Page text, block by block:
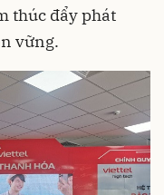
thúc đẩy phát
vững.